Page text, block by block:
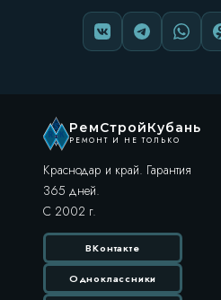
РемСтройКубань
РЕМОНТ И НЕ ТОЛЬКО
Краснодар и край. Гарантия
365 дней.
С 2002 г.
ВКонтакте
Одноклассники